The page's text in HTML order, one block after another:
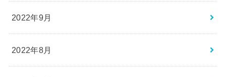
2022年9月
2022年8月